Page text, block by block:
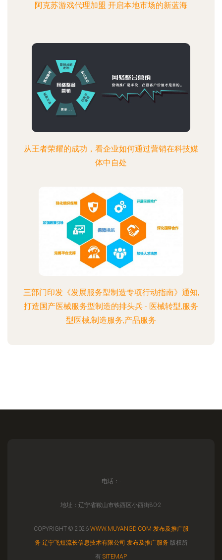
阿克苏游戏代理加盟 开启本地市场的新蓝海
从王者荣耀的成功，看企业如何通过营销在科技媒
体中自处
三部门印发《发展服务型制造专项行动指南》通知,
打造国产医械服务型制造的排头兵 - 医械转型,服务
型医械,制造服务,产品服务
电话：-
地址：辽宁省鞍山市铁西区小西街80-2
COPYRIGHT © 2026 WWW.MUYANGD.COM 发布及推广服
务 辽宁飞短流长信息技术有限公司 发布及推广服务 版权所
有 SITEMAP